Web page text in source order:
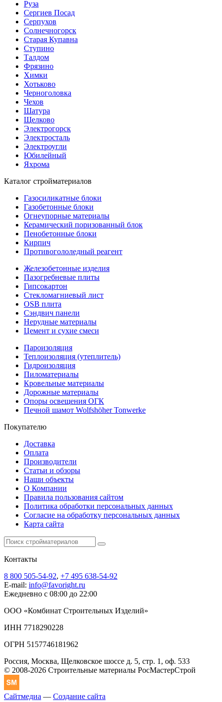
Руза
Сергиев Посад
Серпухов
Солнечногорск
Старая Купавна
Ступино
Талдом
Фрязино
Химки
Хотьково
Черноголовка
Чехов
Шатура
Щелково
Электрогорск
Электросталь
Электроугли
Юбилейный
Яхрома
Каталог стройматериалов
Газосиликатные блоки
Газобетонные блоки
Огнеупорные материалы
Керамический поризованный блок
Пенобетонные блоки
Кирпич
Противогололедный реагент
Железобетонные изделия
Пазогребневые плиты
Гипсокартон
Стекломагниевый лист
OSB плита
Сэндвич панели
Нерудные материалы
Цемент и сухие смеси
Пароизоляция
Теплоизоляция (утеплитель)
Гидроизоляция
Пиломатериалы
Кровельные материалы
Дорожные материалы
Опоры освещения ОГК
Печной шамот Wolfshöher Tonwerke
Покупателю
Доставка
Оплата
Производители
Статьи и обзоры
Наши объекты
О Компании
Правила пользования сайтом
Политика обработки персональных данных
Согласие на обработку персональных данных
Карта сайта
Контакты
8 800 505-54-92, +7 495 638-54-92
E-mail: info@favoright.ru
Ежедневно с 08:00 до 22:00
ООО «Комбинат Строительных Изделий»
ИНН 7718290228
ОГРН 5157746181962
Россия, Москва, Щелковское шоссе д. 5, стр. 1, оф. 533
© 2008-2026 Строительные материалы РосМастерСтрой
Сайтмедиа — Создание сайта